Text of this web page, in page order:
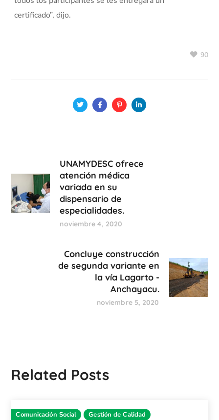
certificado”, dijo.
90
UNAMYDESC ofrece
atención médica
variada en su
dispensario de
especialidades.
noviembre 4, 2020
Concluye construcción
de segunda variante en
la vía Lagarto -
Anchayacu.
noviembre 5, 2020
Related Posts
Comunicación Social Gestión de Calidad